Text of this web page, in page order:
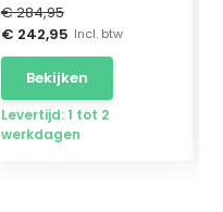
€ 284,95
€ 242,95 Incl. btw
Bekijken
Levertijd: 1 tot 2
werkdagen